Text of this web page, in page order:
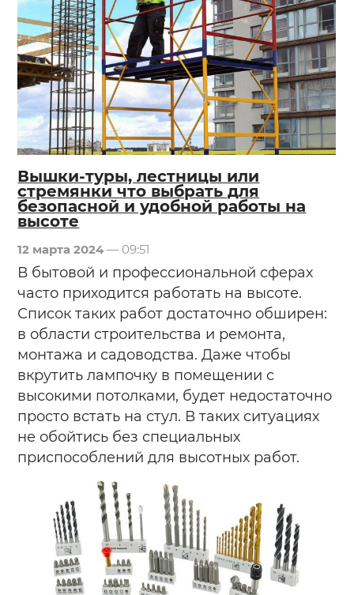
Вышки-туры, лестницы или
стремянки что выбрать для
безопасной и удобной работы на
высоте
12 марта 2024 — 09:51
В бытовой и профессиональной сферах
часто приходится работать на высоте.
Список таких работ достаточно обширен:
в области строительства и ремонта,
монтажа и садоводства. Даже чтобы
вкрутить лампочку в помещении с
высокими потолками, будет недостаточно
просто встать на стул. В таких ситуациях
не обойтись без специальных
приспособлений для высотных работ.